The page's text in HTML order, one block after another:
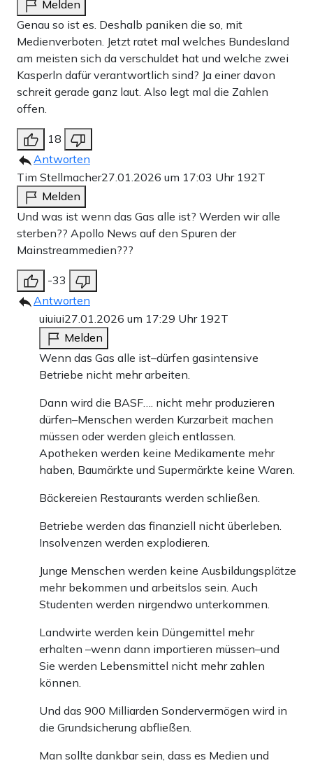
Melden
Genau so ist es. Deshalb paniken die so, mit
Medienverboten. Jetzt ratet mal welches Bundesland
am meisten sich da verschuldet hat und welche zwei
Kasperln dafür verantwortlich sind? Ja einer davon
schreit gerade ganz laut. Also legt mal die Zahlen
offen.
18
Antworten
Tim Stellmacher27.01.2026 um 17:03 Uhr 192T
Melden
Und was ist wenn das Gas alle ist? Werden wir alle
sterben?? Apollo News auf den Spuren der
Mainstreammedien???
-33
Antworten
uiuiui27.01.2026 um 17:29 Uhr 192T
Melden
Wenn das Gas alle ist–dürfen gasintensive
Betriebe nicht mehr arbeiten.
Dann wird die BASF…. nicht mehr produzieren
dürfen–Menschen werden Kurzarbeit machen
müssen oder werden gleich entlassen.
Apotheken werden keine Medikamente mehr
haben, Baumärkte und Supermärkte keine Waren.
Bäckereien Restaurants werden schließen.
Betriebe werden das finanziell nicht überleben.
Insolvenzen werden explodieren.
Junge Menschen werden keine Ausbildungsplätze
mehr bekommen und arbeitslos sein. Auch
Studenten werden nirgendwo unterkommen.
Landwirte werden kein Düngemittel mehr
erhalten –wenn dann importieren müssen–und
Sie werden Lebensmittel nicht mehr zahlen
können.
Und das 900 Milliarden Sondervermögen wird in
die Grundsicherung abfließen.
Man sollte dankbar sein, dass es Medien und